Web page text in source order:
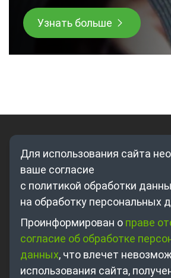
Узнать больше
Для использования сайта
ваше согласие
с политикой обработки
на обработку персональных
Проинформирован о праве
согласие об обработке
данных, что влечет
использования сайта,
Где купить?
Партнерам
О компании